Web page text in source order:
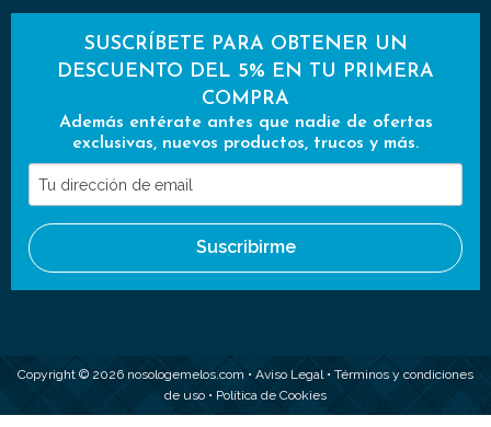
SUSCRÍBETE PARA OBTENER UN
DESCUENTO DEL 5% EN TU PRIMERA
COMPRA
Además entérate antes que nadie de ofertas
exclusivas, nuevos productos, trucos y más.
Tu
dirección
de
email
Suscribirme
Copyright © 2026 nosologemelos.com • Aviso Legal• Términos y condiciones
de uso • Política de Cookies